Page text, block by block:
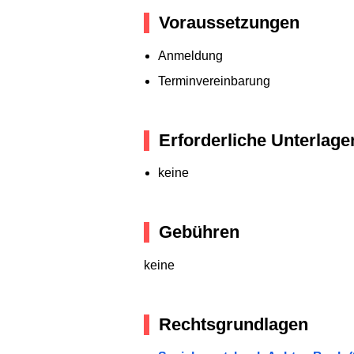
Voraussetzungen
Anmeldung
Terminvereinbarung
Erforderliche
keine
Gebühren
keine
Rechtsgrundlagen